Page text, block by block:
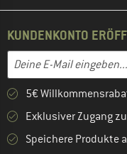
KUNDENKONTO
E-Mail-Adresse
Gib hier deine E-Mail-
5€
Exklusiver Zugang
Speichere Produkte